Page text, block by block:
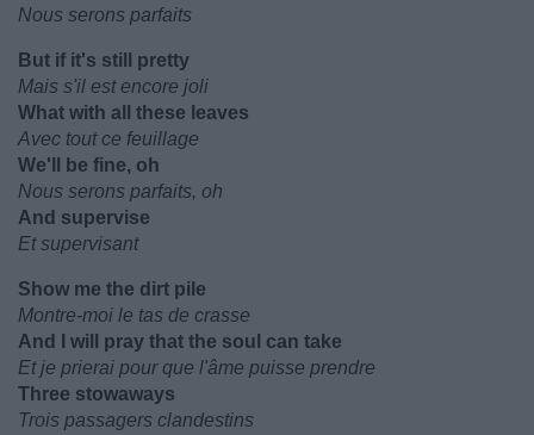
Nous serons parfaits
But if it's still pretty
Mais s'il est encore joli
What with all these leaves
Avec tout ce feuillage
We'll be fine, oh
Nous serons parfaits, oh
And supervise
Et supervisant
Show me the dirt pile
Montre-moi le tas de crasse
And I will pray that the soul can take
Et je prierai pour que l'âme puisse prendre
Three stowaways
Trois passagers clandestins